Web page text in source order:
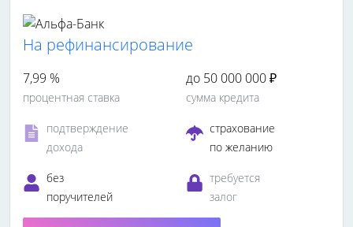
На рефинансирование
7,99 %
процентная ставка
до 50 000 000 ₽
сумма кредита
подтверждение
дохода
страхование
по желанию
без
поручителей
требуется
залог